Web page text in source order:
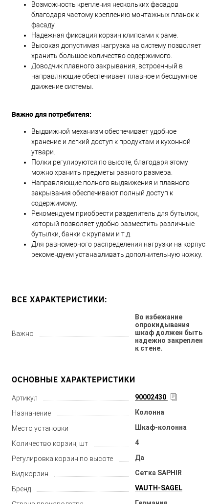
Возможность крепления нескольких фасадов
благодаря частому креплению монтажных планок к
фасаду.
Надежная фиксация корзин клипсами к раме.
Высокая допустимая нагрузка на систему позволяет
хранить большое количество содержимого.
Доводчик плавного закрывания, встроенный в
направляющие обеспечивает плавное и бесшумное
движение системы.
Важно для потребителя:
Выдвижной механизм обеспечивает удобное
хранение и легкий доступ к продуктам и кухонной
утвари.
Полки регулируются по высоте, благодаря этому
можно хранить предметы разного размера.
Направляющие полного выдвижения и плавного
закрывания обеспечивают полный доступ к
содержимому.
Рекомендуем приобрести разделитель для бутылок,
который позволяет удобно разместить различные
бутылки, банки с крупами и т.д.
Для равномерного распределения нагрузки на корпус
рекомендуем устанавливать дополнительную ножку.
ВСЕ ХАРАКТЕРИСТИКИ:
Важно
Во избежание
опрокидывания
шкаф должен быть
надежно закреплен
к стене.
ОСНОВНЫЕ ХАРАКТЕРИСТИКИ
Артикул 90002430
Назначение Колонна
Место установки Шкаф-колонна
Количество корзин, шт 4
Регулировка корзин по высоте Да
Вид корзин Сетка SAPHIR
Бренд VAUTH-SAGEL